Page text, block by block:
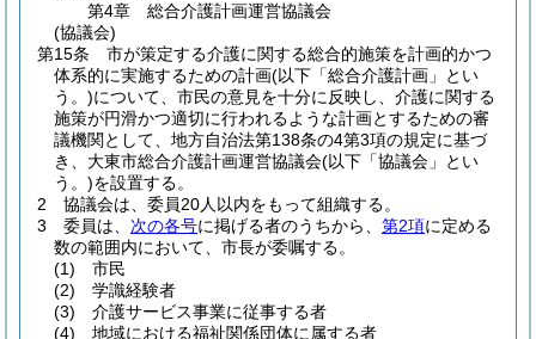
第4章
総合介護計画運営協議会
(協議会)
第15条
市が策定する介護に関する総合的施策を計画的かつ
体系的に実施するための計画(以下「総合介護計画」とい
う。)について、市民の意見を十分に反映し、介護に関する
施策が円滑かつ適切に行われるような計画とするための審
議機関として、地方自治法第138条の4第3項の規定に基づ
き、大東市総合介護計画運営協議会(以下「協議会」とい
う。)を設置する。
2
協議会は、委員20人以内をもって組織する。
3
委員は、 次の各号に掲げる者のうちから、 第2項に定める
数の範囲内において、市長が委嘱する。
(1)
市民
(2)
学識経験者
(3)
介護サービス事業に従事する者
(4)
地域における福祉関係団体に属する者